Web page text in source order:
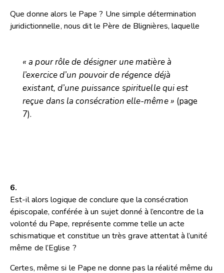
Que donne alors le Pape ? Une simple détermination
juridictionnelle, nous dit le Père de Blignières, laquelle
« a pour rôle de désigner une matière à
l’exercice d’un pouvoir de régence déjà
existant, d’une puissance spirituelle qui est
reçue dans la consécration elle-même » (page
7).
6.
Est-il alors logique de conclure que la consécration
épiscopale, conférée à un sujet donné à l’encontre de la
volonté du Pape, représente comme telle un acte
schismatique et constitue un très grave attentat à l’unité
même de l’Eglise ?
Certes, même si le Pape ne donne pas la réalité même du